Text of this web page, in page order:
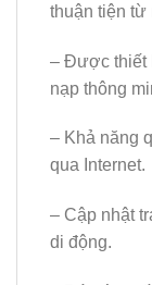
thuận tiện từ
– Được thiết
nạp thông
– Khả năng
qua Internet.
– Cập nhật
di động.